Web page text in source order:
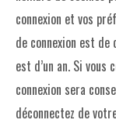
connexion et vos
de connexion est de
est d’un an. Si
connexion sera
déconnectez de